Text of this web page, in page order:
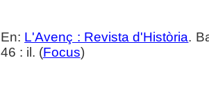
En: L'Avenç : Revista d'Història.
46 : il. (Focus)